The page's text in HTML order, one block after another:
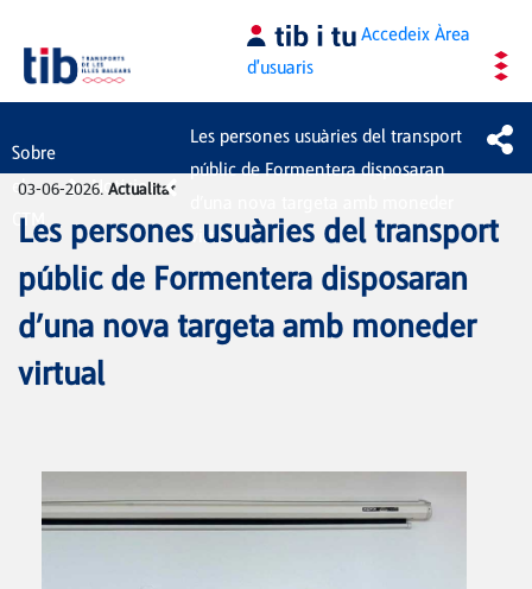
AccedeixÀrea
d'usuaris
Sobre
el
CTM
Notícies
Les persones usuàries del transport
públic de Formentera disposaran
virtual
03-06-2026. Actualitat
Les persones usuàries del transport
públic de Formentera disposaran
d’una nova targeta amb moneder
virtual